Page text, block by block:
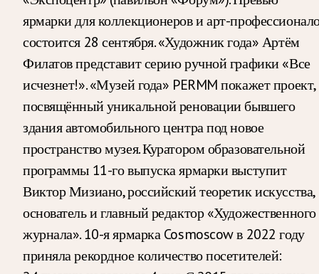
ярмарки для коллекционеров и арт-
состоится 28 сентября. «Художник года» Артём
Филатов представит серию ручной графики «Все
исчезнет!». «Музей года» PERMM покажет проект,
посвящённый уникальной реновации бывшего
здания автомобильного центра под новое
пространство музея. Куратором образовательной
программы 11-го выпуска ярмарки выступит
Виктор Мизиано, российский теоретик искусства,
основатель и главный редактор «Художественного
журнала». 10-я ярмарка Cosmoscow в 2022 году
приняла рекордное количество посетителей: